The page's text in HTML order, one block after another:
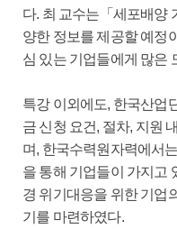
다. 최 교수는「세포배양
양한 정보를 제공할 예정
심 있는 기업들에게 많은
특강 이외에도, 한국산업
금 신청 요건, 절차, 지원
며, 한국수력원자력에서
을 통해 기업들이 가지고
경 위기대응을 위한 기업
기를 마련하였다.